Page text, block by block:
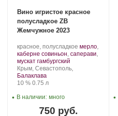
Вино игристое красное
полусладкое ZB
Жемчужное 2023
Производитель:
Золотая
Балка.
красное, полусладкое .
Сорт
мерло,
каберне совиньон, саперави,
мускат гамбургский
Регион:
Крым, Севастополь,
Балаклава
Крепость
10 %. Объем
0.75 л
750 руб.
В наличии: много